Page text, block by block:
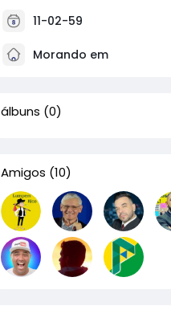
11-02-59
Morando em
álbuns (0)
Amigos (10)